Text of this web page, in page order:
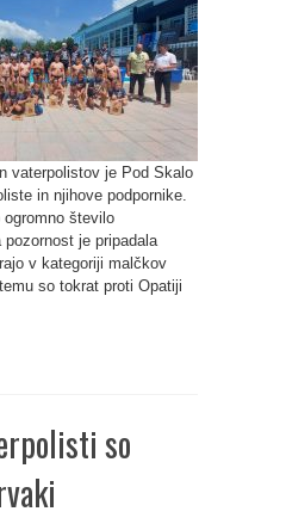
vaterpolistov je Pod Skalo
in njihove podpornike.
ogromno število
je pripadala
v kategoriji malčkov
so tokrat proti Opatiji
so